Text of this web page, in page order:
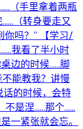
（手里拿着两瓶
（转身要走又
你吗？” 【学习/
我看了半小时
边的时候……脚
能教我？讲慢
的时候，会特
不是涅……那个……
一紧张就会忘。